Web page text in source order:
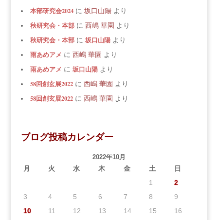
本部研究会2024に 坂口山陽より
秋研究会・本部に 西嶋 華園 より
秋研究会・本部に 坂口山陽より
雨あめアメ に 西嶋 華園 より
雨あめアメ に 坂口山陽より
58回創玄展2022に 西嶋 華園 より
58回創玄展2022に 西嶋 華園 より
ブログ投稿カレンダー
2022年10月
月 火 水 木 金 土
日
1
2
3
4 5 6 7 8
9
10
11 12 13 14 15
16